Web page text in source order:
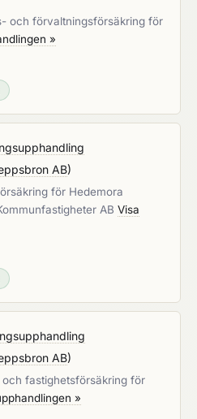
och förvaltningsförsäkring för
»
AB)
för Hedemora
AB Visa
AB)
fastighetsförsäkring för
»